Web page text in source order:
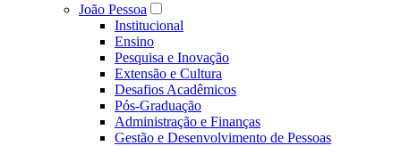
João Pessoa
Institucional
Ensino
Pesquisa e Inovação
Extensão e Cultura
Desafios Acadêmicos
Pós-Graduação
Administração e Finanças
Gestão e Desenvolvimento de Pessoas